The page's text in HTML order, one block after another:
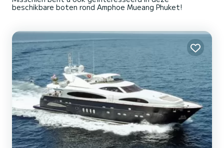
beschikbare boten rond Amphoe Mueang Phuket!